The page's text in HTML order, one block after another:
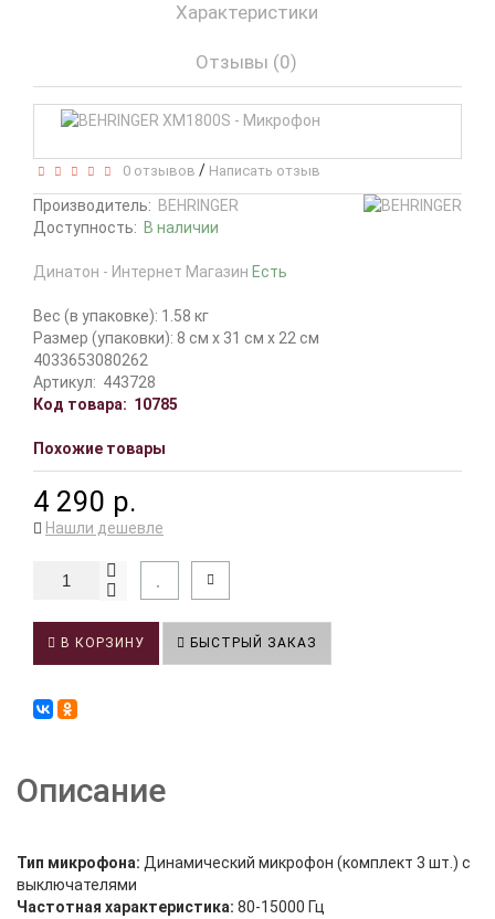
Характеристики
Отзывы (0)
0 отзывов / Написать отзыв
Производитель: BEHRINGER
Доступность: В наличии
Динатон - Интернет Магазин Есть
Вес (в упаковке): 1.58 кг
Размер (упаковки): 8 см x 31 см x 22 см
4033653080262
Артикул: 443728
Код товара: 10785
Похожие товары
4 290 р.
Нашли дешевле
В КОРЗИНУ БЫСТРЫЙ ЗАКАЗ
Описание
Тип микрофона: Динамический микрофон (комплект 3 шт.) с
выключателями
Частотная характеристика: 80-15000 Гц